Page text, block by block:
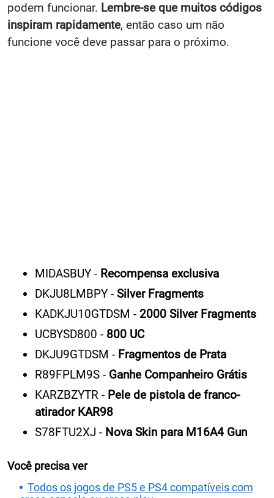
podem funcionar. Lembre-se que muitos códigos
inspiram rapidamente, então caso um não
funcione você deve passar para o próximo.
MIDASBUY - Recompensa exclusiva
DKJU8LMBPY - Silver Fragments
KADKJU10GTDSM - 2000 Silver Fragments
UCBYSD800 - 800 UC
DKJU9GTDSM - Fragmentos de Prata
R89FPLM9S - Ganhe Companheiro Grátis
KARZBZYTR - Pele de pistola de franco-
atirador KAR98
S78FTU2XJ - Nova Skin para M16A4 Gun
Você precisa ver
Todos os jogos de PS5 e PS4 compatíveis com